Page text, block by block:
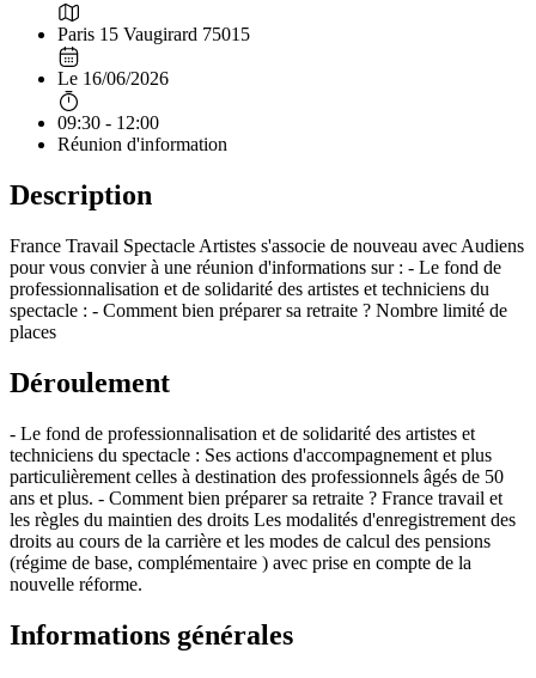
Paris 15 Vaugirard 75015
Le 16/06/2026
09:30 - 12:00
Réunion d'information
Description
France Travail Spectacle Artistes s'associe de nouveau avec Audiens
pour vous convier à une réunion d'informations sur : - Le fond de
professionnalisation et de solidarité des artistes et techniciens du
spectacle : - Comment bien préparer sa retraite ? Nombre limité de
places
Déroulement
- Le fond de professionnalisation et de solidarité des artistes et
techniciens du spectacle : Ses actions d'accompagnement et plus
particulièrement celles à destination des professionnels âgés de 50
ans et plus. - Comment bien préparer sa retraite ? France travail et
les règles du maintien des droits Les modalités d'enregistrement des
droits au cours de la carrière et les modes de calcul des pensions
(régime de base, complémentaire ) avec prise en compte de la
nouvelle réforme.
Informations générales